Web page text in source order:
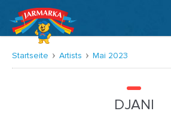
Startseite Artists Mai 2023
DJANI